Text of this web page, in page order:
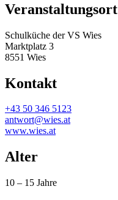
Veranstaltungsort
Schulküche der VS Wies
Marktplatz 3
8551 Wies
Kontakt
+43 50 346 5123
antwort@wies.at
www.wies.at
Alter
10 – 15 Jahre